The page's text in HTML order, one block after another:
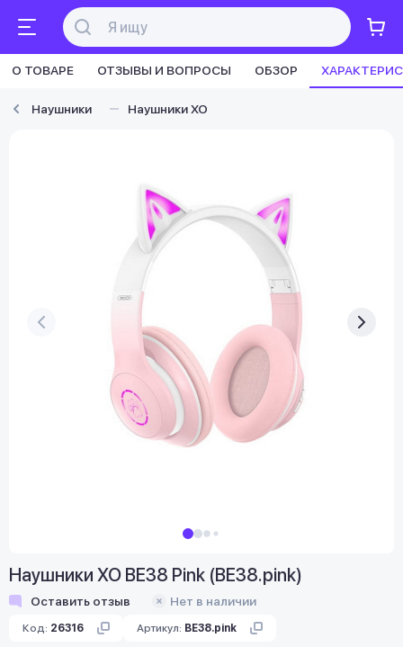
О ТОВАРЕ ОТЗЫВЫ И ВОПРОСЫ ОБЗОР
Наушники Наушники XO
Наушники XO BE38 Pink (BE38.pink)
Оставить отзыв Нет в наличии
Код: 26316 Артикул: BE38.pink